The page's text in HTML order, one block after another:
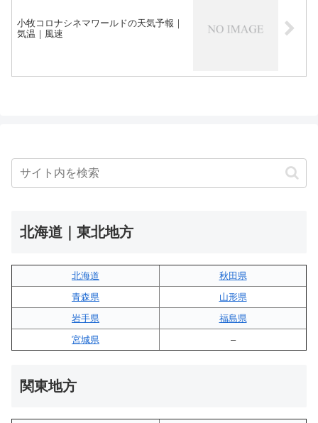
小牧コロナシネマワールドの天気予報｜
気温｜風速
北海道｜東北地方
北海道
秋田県
青森県
山形県
岩手県
福島県
宮城県
–
関東地方